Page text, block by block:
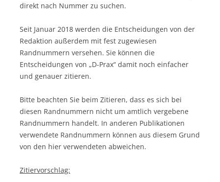
direkt nach Nummer zu suchen.
Seit Januar 2018 werden die Entscheidungen von der
Redaktion außerdem mit fest zugewiesen
Randnummern versehen. Sie können die
Entscheidungen von „D-Prax“ damit noch einfacher
und genauer zitieren.
Bitte beachten Sie beim Zitieren, dass es sich bei
diesen Randnummern nicht um amtlich vergebene
Randnummern handelt. In anderen Publikationen
verwendete Randnummern können aus diesem Grund
von den hier verwendeten abweichen.
Zitiervorschlag: